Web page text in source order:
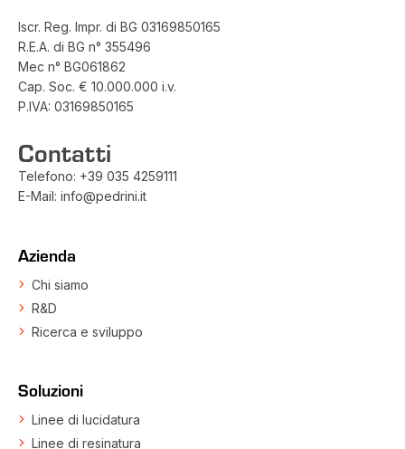
Iscr. Reg. Impr. di BG 03169850165
R.E.A. di BG n° 355496
Mec n° BG061862
Cap. Soc. € 10.000.000 i.v.
P.IVA: 03169850165
Contatti
Telefono: +39 035 4259111
E-Mail: info@pedrini.it
Azienda
Chi siamo
R&D
Ricerca e sviluppo
Soluzioni
Linee di lucidatura
Linee di resinatura